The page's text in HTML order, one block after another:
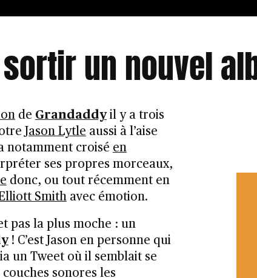
un nouvel
de Grandaddyil y a trois
Jason Lytle aussi à l’aise
notamment croisé en
ses propres morceaux,
donc, ou tout récemment en
Smith avec émotion.
pas la plus moche : un
! C’est Jason en personne qui
un Tweet où il semblait se
sonores les